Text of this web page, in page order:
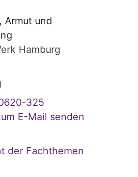
Armut und
Hamburg
325
E-Mail senden
der Fachthemen